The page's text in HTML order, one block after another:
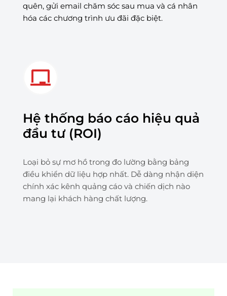
quên, gửi email chăm sóc sau mua và cá nhân
hóa các chương trình ưu đãi đặc biệt.
Hệ thống báo cáo hiệu quả
đầu tư (ROI)
Loại bỏ sự mơ hồ trong đo lường bằng bảng
điều khiển dữ liệu hợp nhất. Dễ dàng nhận diện
chính xác kênh quảng cáo và chiến dịch nào
mang lại khách hàng chất lượng.